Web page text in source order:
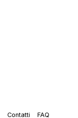
Contatti FAQ